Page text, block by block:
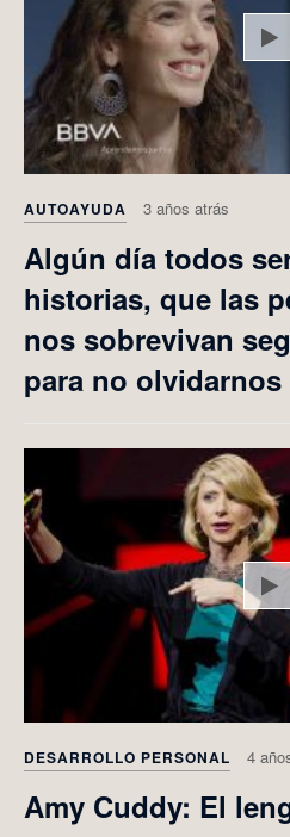
AUTOAYUDA 3 años atrás
Algún día todos
historias, que las
nos sobrevivan
para no olvidarnos
DESARROLLO PERSONAL 4
Amy Cuddy: El